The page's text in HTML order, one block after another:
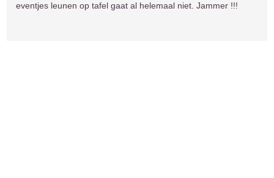
eventjes leunen op tafel gaat al helemaal niet. Jammer !!!